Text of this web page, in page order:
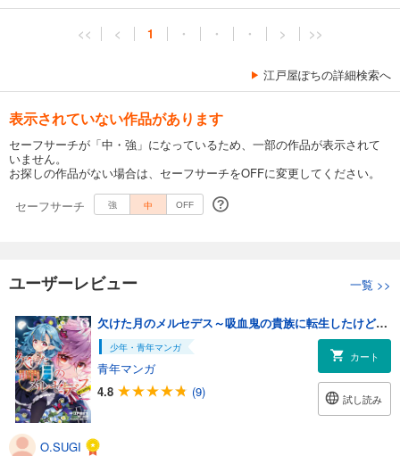
<< < 1 ・ ・ ・ > >>
江戸屋ぽちの詳細検索へ
表示されていない作品があります
セーフサーチが「中・強」になっているため、一部の作品が表示されて
いません。
お探しの作品がない場合は、セーフサーチをOFFに変更してください。
セーフサーチ
強 中 OFF
ユーザーレビュー 一覧 >>
欠けた月のメルセデス～吸血鬼の貴族に転生したけど捨てられそうなのでダンジョンを制覇する～@COMIC 第6巻【電子書籍限定描き下ろしマンガ付き】
少年・青年マンガ
青年マンガ
4.8
(9)
カート
試し読み
O.SUGI